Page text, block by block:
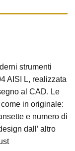
strumenti
AISI L, realizzata
al CAD. Le
in originale:
e numero di
dall’ altro